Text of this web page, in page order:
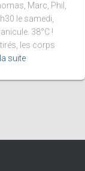
Marc, Phil,
le samedi,
38°C !
les corps
la suite